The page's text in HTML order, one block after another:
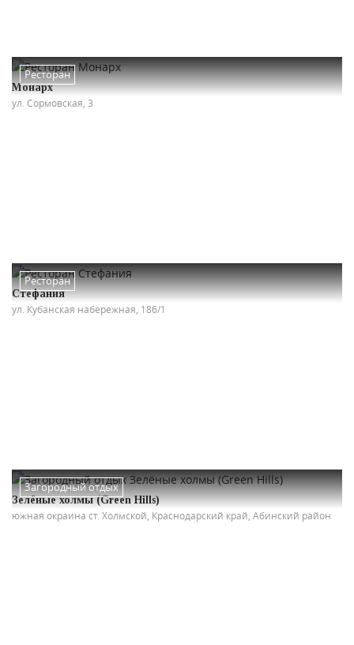
Ресторан
Монарх
ул. Сормовская, 3
Ресторан
Стефания
ул. Кубанская набережная, 186/1
Загородный отдых
Зелёные холмы (Green Hills)
южная окраина ст. Холмской, Краснодарский край, Абинский район